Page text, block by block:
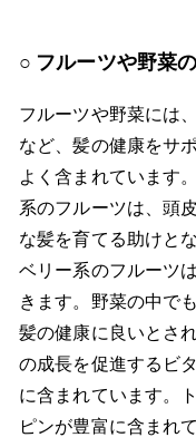
フルーツや野菜
フルーツや野菜には
など、髪の健康をサ
よく含まれています
系のフルーツは、頭
な髪を育てる助けと
ベリー系のフルーツ
きます。野菜の中で
髪の健康に良いとさ
の成長を促進するビ
に含まれています。
ピンが豊富に含まれ